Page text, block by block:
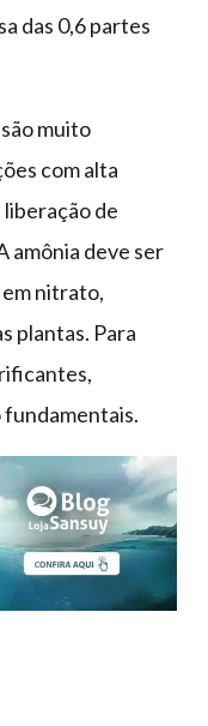
das 0,6 partes
muito
com alta
de
amônia deve ser
nitrato,
plantas. Para
fundamentais.